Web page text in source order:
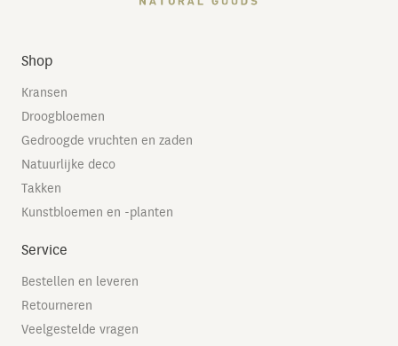
Shop
Kransen
Droogbloemen
Gedroogde vruchten en zaden
Natuurlijke deco
Takken
Kunstbloemen en -planten
Service
Bestellen en leveren
Retourneren
Veelgestelde vragen